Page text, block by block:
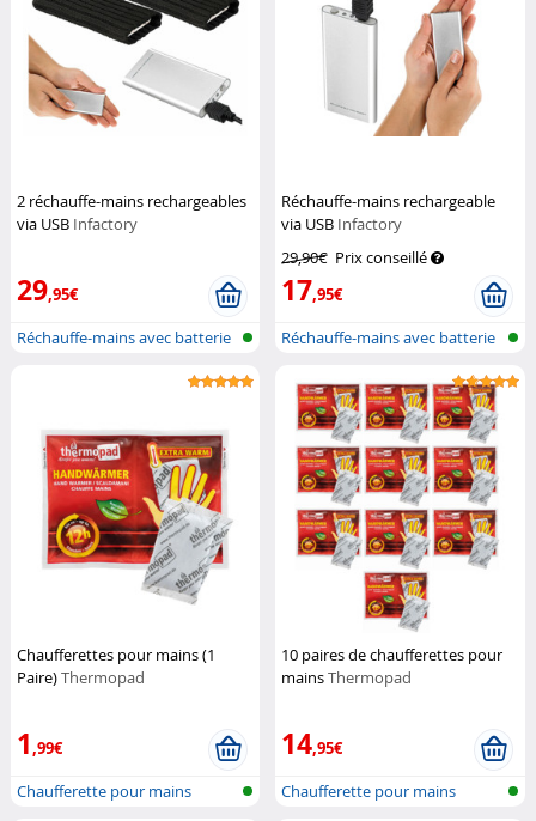
2 réchauffe-mains rechargeables
via USB Infactory
29,95€
Réchauffe-mains avec batterie
Réchauffe-mains rechargeable
via USB Infactory
29,90€ Prix conseillé
17,95€
Réchauffe-mains avec batterie
Chaufferettes pour mains (1
Paire)Thermopad
1,99€
Chaufferette pour mains
10 paires de chaufferettes pour
mainsThermopad
14,95€
Chaufferette pour mains